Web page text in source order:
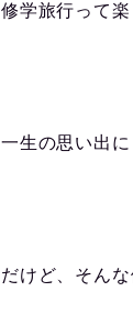
修学旅行って楽
一生の思い出に
だけど、そん